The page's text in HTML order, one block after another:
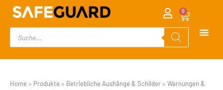
0
Home > Produkte > Betriebliche Aushänge & Schilder> Warnungen &